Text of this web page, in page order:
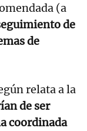
(a
de
de
relata a la
de ser
coordinada